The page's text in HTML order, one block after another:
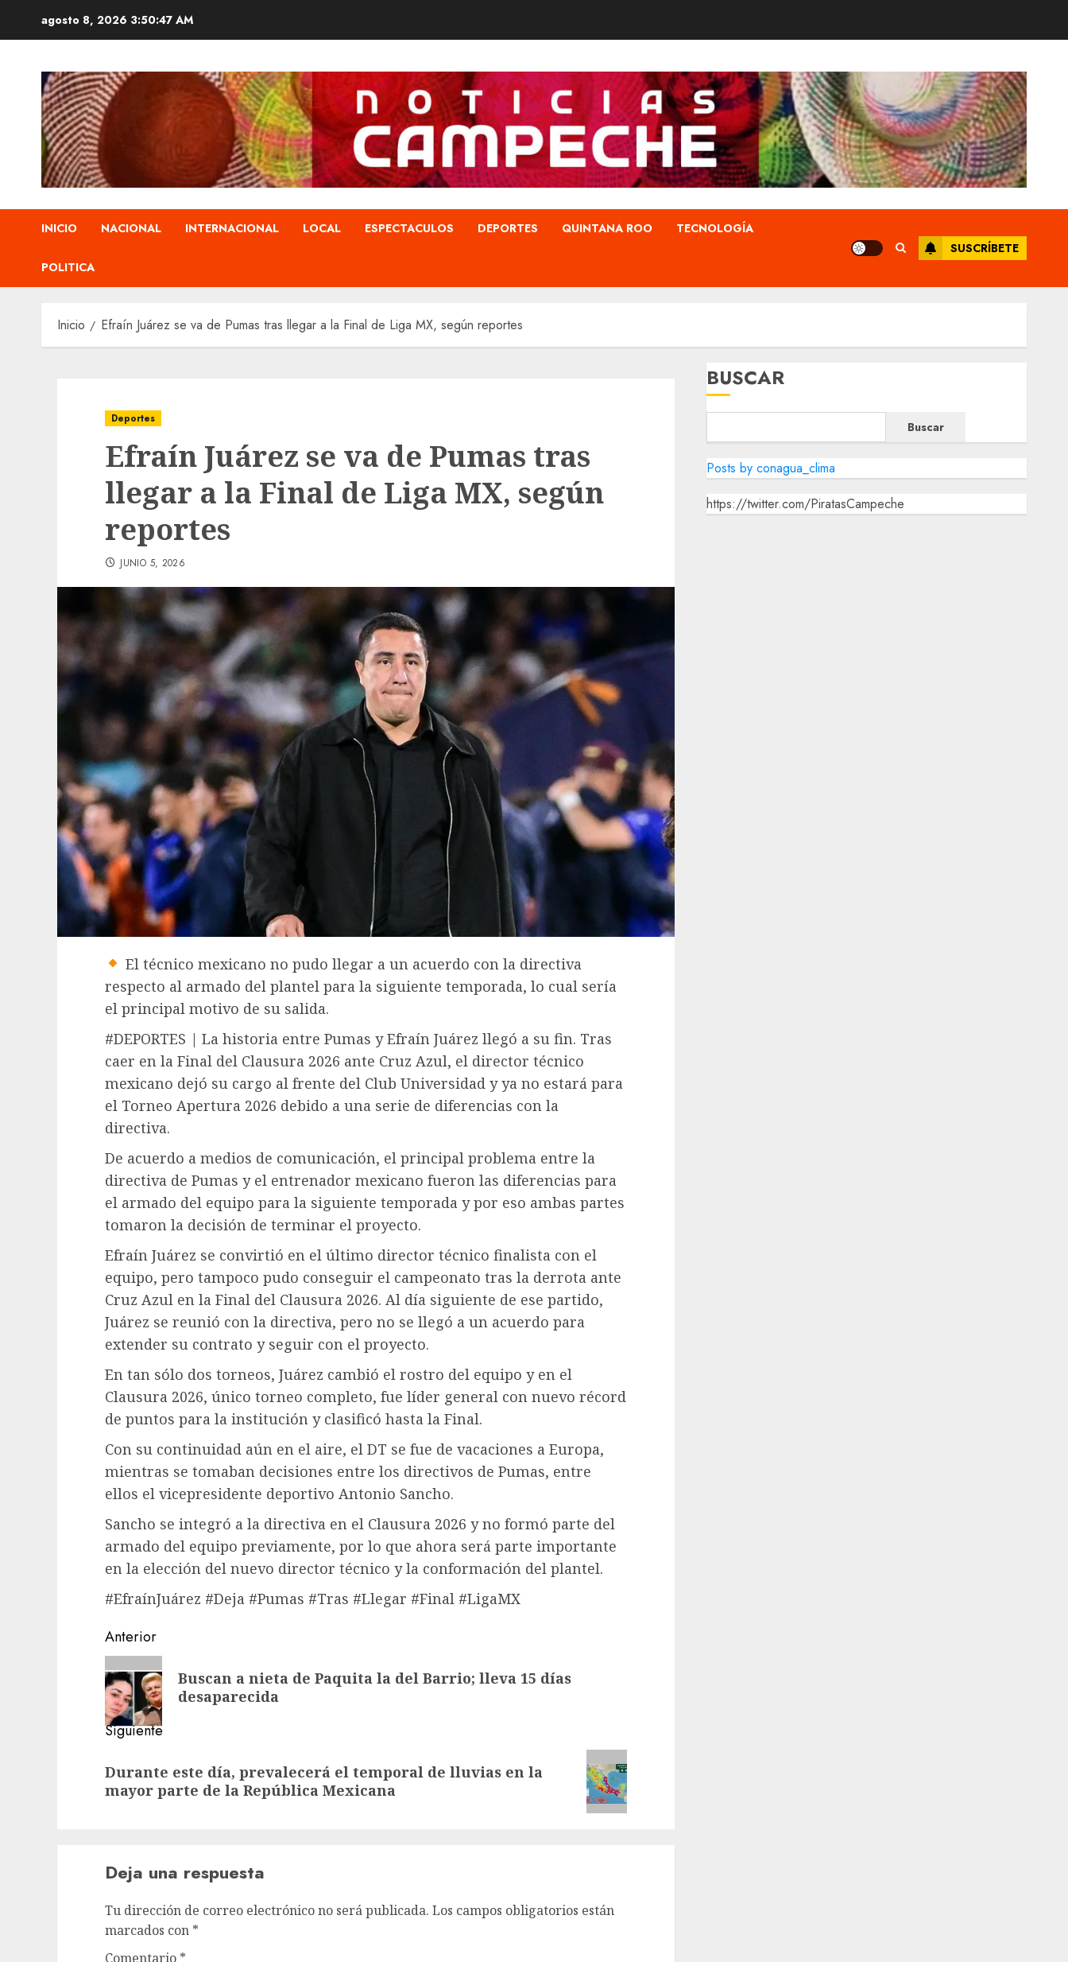
agosto 8, 2026 3:50:48 AM
INICIO NACIONAL INTERNACIONAL LOCAL ESPECTACULOS DEPORTES QUINTANA ROO TECNOLOGÍA
POLITICA
SUSCRÍBETE
Inicio Efraín Juárez se va de Pumas tras llegar a la Final de Liga MX, según reportes
Deportes
Efraín Juárez se va de Pumas tras
llegar a la Final de Liga MX, según
reportes
JUNIO 5, 2026
El técnico mexicano no pudo llegar a un acuerdo con la directiva
respecto al armado del plantel para la siguiente temporada, lo cual sería
el principal motivo de su salida.
#DEPORTES | La historia entre Pumas y Efraín Juárez llegó a su fin. Tras
caer en la Final del Clausura 2026 ante Cruz Azul, el director técnico
mexicano dejó su cargo al frente del Club Universidad y ya no estará para
el Torneo Apertura 2026 debido a una serie de diferencias con la
directiva.
De acuerdo a medios de comunicación, el principal problema entre la
directiva de Pumas y el entrenador mexicano fueron las diferencias para
el armado del equipo para la siguiente temporada y por eso ambas partes
tomaron la decisión de terminar el proyecto.
Efraín Juárez se convirtió en el último director técnico finalista con el
equipo, pero tampoco pudo conseguir el campeonato tras la derrota ante
Cruz Azul en la Final del Clausura 2026. Al día siguiente de ese partido,
Juárez se reunió con la directiva, pero no se llegó a un acuerdo para
extender su contrato y seguir con el proyecto.
En tan sólo dos torneos, Juárez cambió el rostro del equipo y en el
Clausura 2026, único torneo completo, fue líder general con nuevo récord
de puntos para la institución y clasificó hasta la Final.
Con su continuidad aún en el aire, el DT se fue de vacaciones a Europa,
mientras se tomaban decisiones entre los directivos de Pumas, entre
ellos el vicepresidente deportivo Antonio Sancho.
Sancho se integró a la directiva en el Clausura 2026 y no formó parte del
armado del equipo previamente, por lo que ahora será parte importante
en la elección del nuevo director técnico y la conformación del plantel.
#EfraínJuárez #Deja #Pumas #Tras #Llegar #Final #LigaMX
Navegación
de
entradas
Anterior
Entrada
anterior:
Buscan a nieta de Paquita la del Barrio; lleva 15 días
desaparecida
Siguiente
entrada:
Durante este día, prevalecerá el temporal de lluvias en la
mayor parte de la República Mexicana
Deja una respuesta
Tu dirección de correo electrónico no será publicada. Los campos obligatorios están
marcados con *
Comentario *
BUSCAR
Buscar
Posts by conagua_clima
https://twitter.com/PiratasCampeche